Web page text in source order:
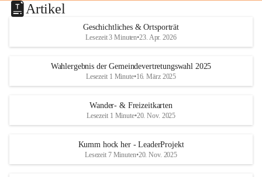
Artikel
Geschichtliches & Ortsporträt
Lesezeit 3 Minuten•23. Apr. 2026
Wahlergebnis der Gemeindevertretungswahl 2025
Lesezeit 1 Minute•16. März 2025
Wander- & Freizeitkarten
Lesezeit 1 Minute•20. Nov. 2025
Kumm hock her - LeaderProjekt
Lesezeit 7 Minuten•20. Nov. 2025